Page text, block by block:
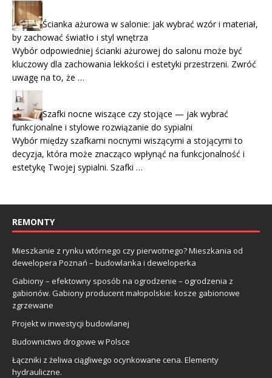
Ścianka ażurowa w salonie: jak wybrać wzór i materiał,
by zachować światło i styl wnętrza
Wybór odpowiedniej ścianki ażurowej do salonu może być
kluczowy dla zachowania lekkości i estetyki przestrzeni. Zwróć
uwagę na to, że …
Szafki nocne wiszące czy stojące — jak wybrać
funkcjonalne i stylowe rozwiązanie do sypialni
Wybór między szafkami nocnymi wiszącymi a stojącymi to
decyzja, która może znacząco wpłynąć na funkcjonalność i
estetykę Twojej sypialni. Szafki …
REMONTY
Mieszkanie z rynku wtórnego czy pierwotnego? Mieszkania od
dewelopera Poznań – budowlanka i deweloperka
Gabiony – efektowny sposób na ogrodzenie – ogrodzenia z
gabionów. Gabiony producent małopolskie: kosze gabionowe
zgrzewane
Projekt w inwestycji budowlanej
Budownictwo drogowe w Polsce
Łączniki z żeliwa ciągliwego ocynkowane cena. Elementy
hydrauliczne.